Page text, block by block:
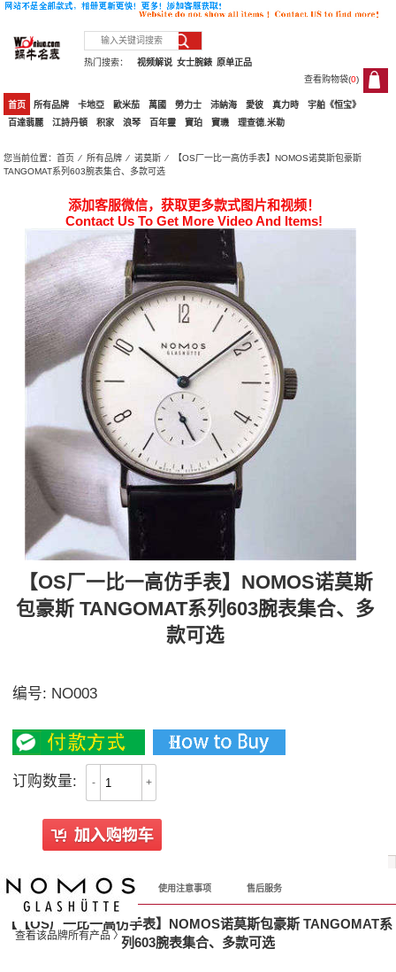
热门搜索： 原单正品
女士腕錶
视频解说
查看购物袋(0)
0
首页 所有品牌 卡地亞 歐米茄 萬國 勞力士 沛納海 愛彼 真力時
宇舶《恒宝》
百達翡麗
江詩丹頓 积家 浪琴 百年靈 寶珀 寶璣 理查德.米勒
您当前位置：首页 ⁄所有品牌 ⁄诺莫斯 ⁄ 【OS厂一比一高仿手表】NOMOS诺莫斯包豪斯
TANGOMAT系列603腕表集合、多款可选
添加客服微信，获取更多款式图片和视频！
Contact Us To Get More Video And Items!
【OS厂一比一高仿手表】NOMOS诺莫斯
包豪斯 TANGOMAT系列603腕表集合、多
款可选
编号: NO003
订购数量: - +
查看该品牌所有产品 〉
产品详情 购前必读 使用注意事项 售后服务
【【OS厂一比一高仿手表】NOMOS诺莫斯包豪斯 TANGOMAT系
列603腕表集合、多款可选